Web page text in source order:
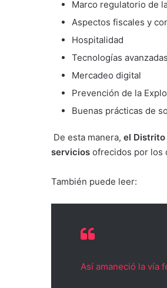
Marco regulatorio de
Aspectos fiscales y
Hospitalidad
Tecnologías
Mercadeo digital
Prevención de la
Buenas prácticas de
De esta manera, el Distrito
servicios ofrecidos por los
También puede leer:
Así amaneció la vía